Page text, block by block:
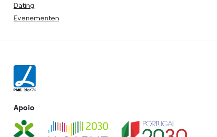
Dating
Evenementen
Apoio